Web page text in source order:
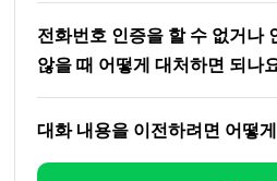
전화번호 인증을 할 수 없거나
않을 때 어떻게 대처하면 되나
대화 내용을 이전하려면 어떻